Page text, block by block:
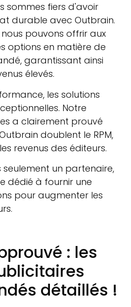
sommes fiers d'avoir
durable avec Outbrain.
pouvons offrir aux
options en matière de
garantissant ainsi
élevés.
les solutions
Notre
a clairement prouvé
doublent le RPM,
revenus des éditeurs.
un partenaire,
dédié à fournir une
pour augmenter les
: les
détaillés !